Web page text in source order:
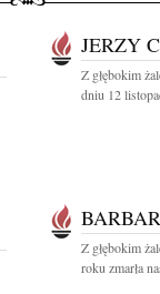
JERZY
Z głębokim
dniu 12
Z głębokim
roku zmarła